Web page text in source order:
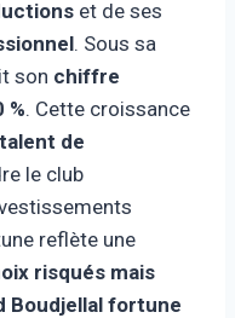
et de ses
. Sous sa
son chiffre
%. Cette croissance
talent de
le club
reflète une
risqués mais
Boudjellal fortune